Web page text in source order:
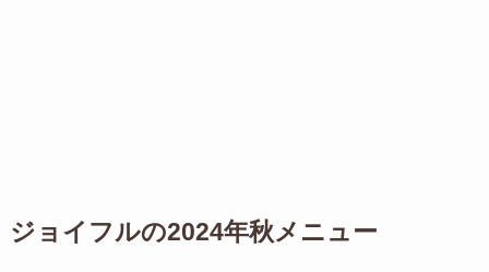
ジョイフルの2024年秋メニュー